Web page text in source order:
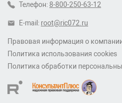
Правовая информация о
Политика использования cookies
Политика обработки
Телефон: 8-800-250-63-12
E-mail: root@ric072.ru